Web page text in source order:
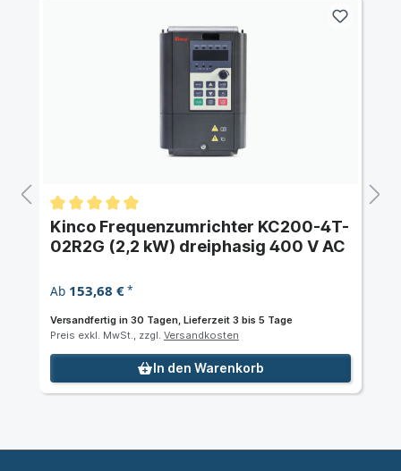
Kinco Frequenzumrichter KC200-4T-
02R2G (2,2 kW) dreiphasig 400 V AC
Ab 153,68 €*
Versandfertig in 30 Tagen, Lieferzeit 3 bis 5 Tage
Preis exkl. MwSt., zzgl. Versandkosten
In den Warenkorb